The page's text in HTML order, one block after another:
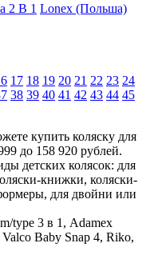
2 В 1 Lonex (Польша)
17 18 19 20 21 22 23 24
38 39 40 41 42 43 44 45
купить коляску для
до 158 920 рублей.
детских колясок: для
книжки, коляски-
для двойни или
type 3 в 1, Adamex
Baby Snap 4, Riko,